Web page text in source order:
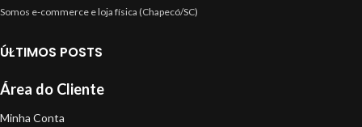
Somos e-commerce e loja física (Chapecó/SC)
ÚLTIMOS POSTS
Área do Cliente
Minha Conta